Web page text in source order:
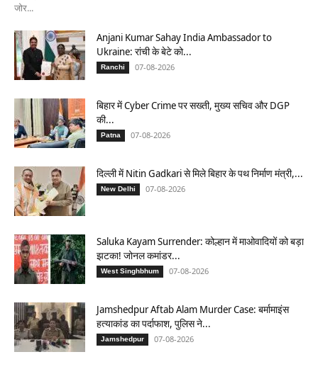
जोर...
Anjani Kumar Sahay India Ambassador to
Ukraine: रांची के बेटे को...
Ranchi 07-08-2026
बिहार में Cyber Crime पर सख्ती, मुख्य सचिव और DGP
की...
Patna 07-08-2026
दिल्ली में Nitin Gadkari से मिले बिहार के पथ निर्माण मंत्री,...
New Delhi 07-08-2026
Saluka Kayam Surrender: कोल्हान में माओवादियों को बड़ा
झटका! जोनल कमांडर...
West Singhbhum 07-08-2026
Jamshedpur Aftab Alam Murder Case: बर्मामाइंस
हत्याकांड का पर्दाफाश, पुलिस ने...
Jamshedpur 07-08-2026